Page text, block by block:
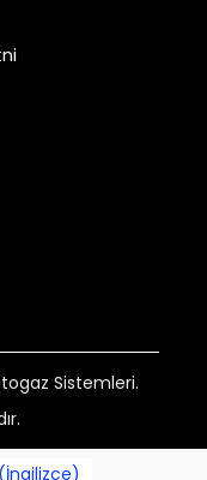
Sistemleri.
(İngilizce)